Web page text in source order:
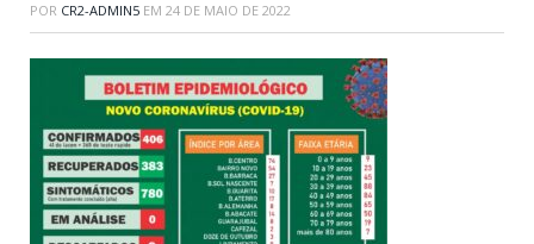
POR CR2-ADMIN5 EM 24 DE MAIO DE 2022